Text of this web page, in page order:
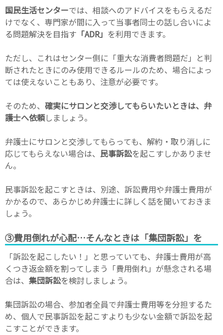
国民生活センターでは、相談へのアドバイスをもらえるだ
けでなく、専門家が間に入って当事者同士の話し合いによ
る問題解決を目指す 「ADR」 を利用できます。
ただし、これはセンター側に「重大な消費者問題だ」と判
断されたときにのみ使用できるルールのため、場合によっ
ては使えないこともあり、注意が必要です。
そのため、 確実にサロンと交渉してもらいたいときは、弁
護士へ依頼しましょう。
弁護士にサロンと交渉してもらっても、解約・取り消しに
応じてもらえない場合は、 民事訴訟を起こすしかありませ
ん。
民事訴訟を起こすときは、別途、訴訟費用や弁護士費用が
かかるので、あらかじめ弁護士に詳しく話を聞いておきま
しょう。
③費用倒れが心配…そんなときは「集団訴訟」を
「訴訟を起こしたい！」と思っていても、弁護士費用が高
くつき返金額を割ってしまう「費用倒れ」が懸念される場
合は、 集団訴訟を検討しましょう。
集団訴訟の場合、参加者全員で弁護士費用等を分担するた
め、個人で民事訴訟を起こすよりも少ない金額で訴訟を起
こすことができます。